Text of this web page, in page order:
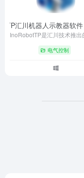
汇川机器人示教器软件
电气控制